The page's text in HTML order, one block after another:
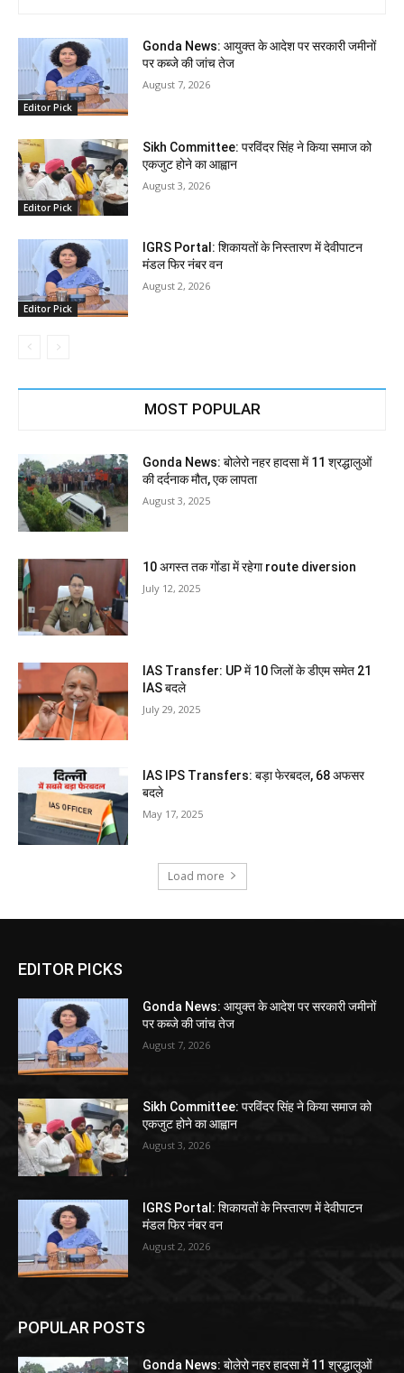
Editor Pick
Gonda News: आयुक्त के आदेश पर सरकारी जमीनों
पर कब्जे की जांच तेज
August 7, 2026
Editor Pick
Sikh Committee: परविंदर सिंह ने किया समाज को
एकजुट होने का आह्वान
August 3, 2026
Editor Pick
IGRS Portal: शिकायतों के निस्तारण में देवीपाटन
मंडल फिर नंबर वन
August 2, 2026
MOST POPULAR
Gonda News: बोलेरो नहर हादसा में 11 श्रद्धालुओं
की दर्दनाक मौत, एक लापता
August 3, 2025
10 अगस्त तक गोंडा में रहेगा route diversion
July 12, 2025
IAS Transfer: UP में 10 जिलों के डीएम समेत 21
IAS बदले
July 29, 2025
IAS IPS Transfers: बड़ा फेरबदल, 68 अफसर
बदले
May 17, 2025
Load more
EDITOR PICKS
Gonda News: आयुक्त के आदेश पर सरकारी जमीनों
पर कब्जे की जांच तेज
August 7, 2026
Sikh Committee: परविंदर सिंह ने किया समाज को
एकजुट होने का आह्वान
August 3, 2026
IGRS Portal: शिकायतों के निस्तारण में देवीपाटन
मंडल फिर नंबर वन
August 2, 2026
POPULAR POSTS
Gonda News: बोलेरो नहर हादसा में 11 श्रद्धालुओं